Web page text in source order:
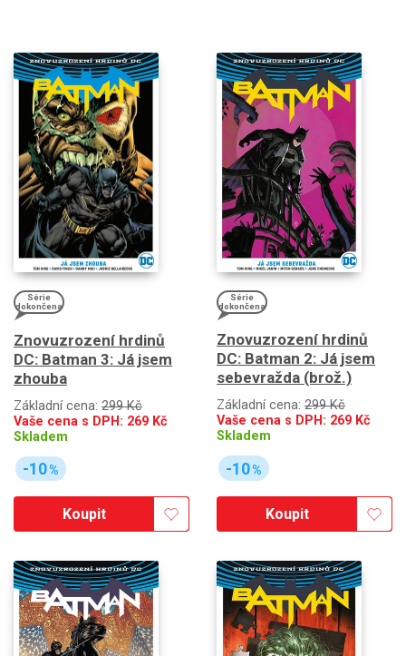
Série
dokončena
Znovuzrození hrdinů
DC: Batman 3: Já jsem
zhouba
Základní cena: 299 Kč
Vaše cena s DPH: 269 Kč
Skladem
-10%
Koupit
Série
dokončena
Znovuzrození hrdinů
DC: Batman 2: Já jsem
sebevražda (brož.)
Základní cena: 299 Kč
Vaše cena s DPH: 269 Kč
Skladem
-10%
Koupit